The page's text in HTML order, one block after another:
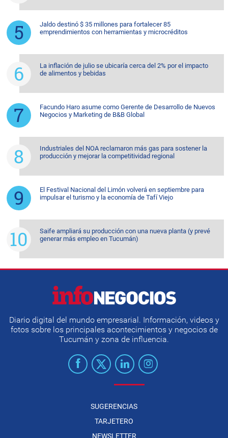
Jaldo destinó $ 35 millones para fortalecer 85
emprendimientos con herramientas y microcréditos
La inflación de julio se ubicaría cerca del 2% por el impacto
de alimentos y bebidas
Facundo Haro asume como Gerente de Desarrollo de Nuevos
Negocios y Marketing de B&B Global
Industriales del NOA reclamaron más gas para sostener la
producción y mejorar la competitividad regional
El Festival Nacional del Limón volverá en septiembre para
impulsar el turismo y la economía de Tafí Viejo
Saife ampliará su producción con una nueva planta (y prevé
generar más empleo en Tucumán)
Diario digital del mundo empresarial. Información, videos y
fotos sobre los principales acontecimientos y negocios de
Tucumán y zona de influencia.
SUGERENCIAS
TARJETERO
NEWSLETTER